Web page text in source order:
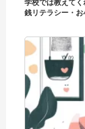
学校では教えて
銭リテラシー・お